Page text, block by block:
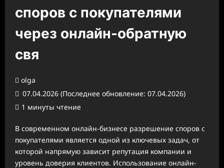
споров с покупателями
через онлайн-обратную
свя
olga
07.04.2026 (Последнее обновление: 07.04.2026)
1 минуты чтение
В современном онлайн-бизнесе разрешение споров с
покупателями является одной из ключевых задач, от
которой напрямую зависит репутация компании и
уровень доверия клиентов. Использование онлайн-